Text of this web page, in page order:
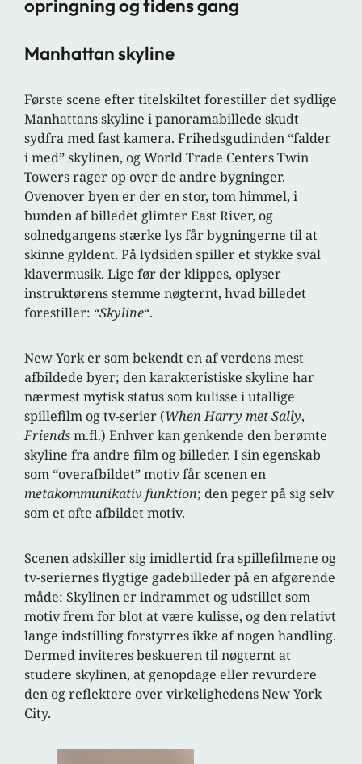
opringning og tidens gang
Manhattan skyline
Første scene efter titelskiltet forestiller det sydlige
Manhattans skyline i panoramabillede skudt
sydfra med fast kamera. Frihedsgudinden “falder
i med” skylinen, og World Trade Centers Twin
Towers rager op over de andre bygninger.
Ovenover byen er der en stor, tom himmel, i
bunden af billedet glimter East River, og
solnedgangens stærke lys får bygningerne til at
skinne gyldent. På lydsiden spiller et stykke sval
klavermusik. Lige før der klippes, oplyser
instruktørens stemme nøgternt, hvad billedet
forestiller: “Skyline“.
New York er som bekendt en af verdens mest
afbildede byer; den karakteristiske skyline har
nærmest mytisk status som kulisse i utallige
spillefilm og tv-serier (When Harry met Sally,
Friendsm.fl.) Enhver kan genkende den berømte
skyline fra andre film og billeder. I sin egenskab
som “overafbildet” motivfår scenen en
metakommunikativ funktion; den peger på sig selv
som et ofte afbildet motiv.
Scenen adskiller sig imidlertid fra spillefilmene og
tv-seriernes flygtige gadebilleder på en afgørende
måde: Skylinen er indrammet og udstillet som
motiv frem for blot at være kulisse, og den relativt
lange indstilling forstyrres ikke af nogen handling.
Dermed inviteres beskueren til nøgternt at
studere skylinen, at genopdage eller revurdere
den og reflektere over virkelighedens New York
City.